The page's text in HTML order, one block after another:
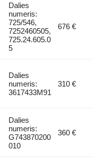
Dalies
numeris:
725/546,
7252460505,
725.24.605.0
5
676 €
Dalies
numeris:
3617433M91
310 €
Dalies
numeris:
G743870200
010
360 €